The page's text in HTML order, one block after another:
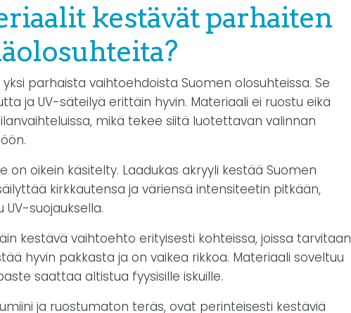
kestävät parhaiten
parhaista vaihtoehdoista Suomen olosuhteissa. Se
ja UV-säteilyä erittäin hyvin. Materiaali ei ruostu eikä
mikä tekee siitä luotettavan valinnan
on oikein käsitelty. Laadukas akryyli kestää Suomen
kirkkautensa ja väriensä intensiteetin pitkään,
suojauksella.
kestävä vaihtoehto erityisesti kohteissa, joissa tarvitaan
hyvin pakkasta ja on vaikea rikkoa. Materiaali soveltuu
saattaa altistua fyysisille iskuille.
ja ruostumaton teräs, ovat perinteisesti kestäviä